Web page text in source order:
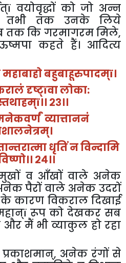
ï वयोवृद्धों को जो अन्न
तभी तक उनके लिये
तक कि गरमागरम मिले,
कहते हैं। आदित्य
बहुबाहूरुपादम्ï।
दृष्ट्ïवा लोका:
ï।। २३।।
व्यात्ताननं
धृतिं न विन्दामि
२४।।
मुखों व आँखों वाले अनेक
पैरों वाले अनेक उदरों
कारण विकराल दिखाई
ï रूप को देखकर सब
मैं भी व्याकुल हो रहा
, अनेक रंगों से